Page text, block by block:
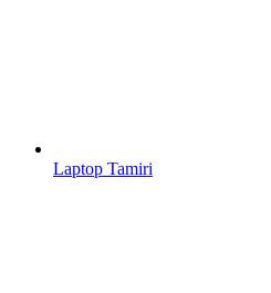
Laptop Tamiri